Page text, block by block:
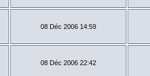
08 Déc 2006 14:59
08 Déc 2006 22:42